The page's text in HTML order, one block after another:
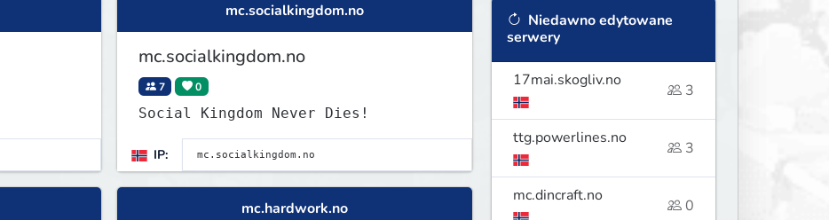
mc.socialkingdom.no
mc.socialkingdom.no
7 0
Social Kingdom Never Dies!
IP:
mc.hardwork.no
Niedawno edytowane
serwery
17mai.skogliv.no
3
ttg.powerlines.no
3
mc.dincraft.no
0